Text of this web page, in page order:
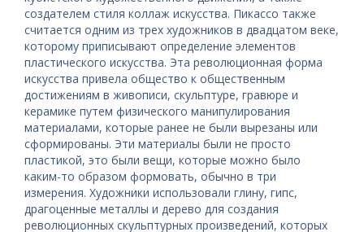
создателем стиля коллаж искусства. Пикассо также
считается одним из трех художников в двадцатом веке,
которому приписывают определение элементов
пластического искусства. Эта революционная форма
искусства привела общество к общественным
достижениям в живописи, скульптуре, гравюре и
керамике путем физического манипулирования
материалами, которые ранее не были вырезаны или
сформированы. Эти материалы были не просто
пластикой, это были вещи, которые можно было
каким-то образом формовать, обычно в три
измерения. Художники использовали глину, гипс,
драгоценные металлы и дерево для создания
революционных скульптурных произведений, которых